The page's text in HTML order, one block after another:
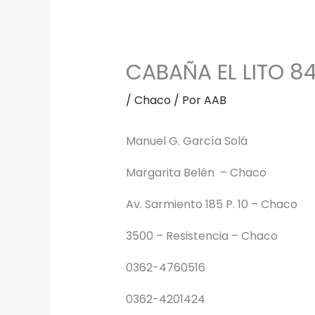
CABAÑA EL LITO
/ Chaco/ PorAAB
Manuel G. García Solá
Margarita Belén – Chaco
Av. Sarmiento 185 P. 10 – Chaco
3500 – Resistencia – Chaco
0362-4760516
0362-4201424